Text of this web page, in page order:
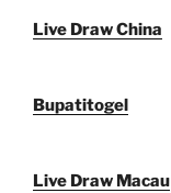
Live Draw China
Bupatitogel
Live Draw Macau